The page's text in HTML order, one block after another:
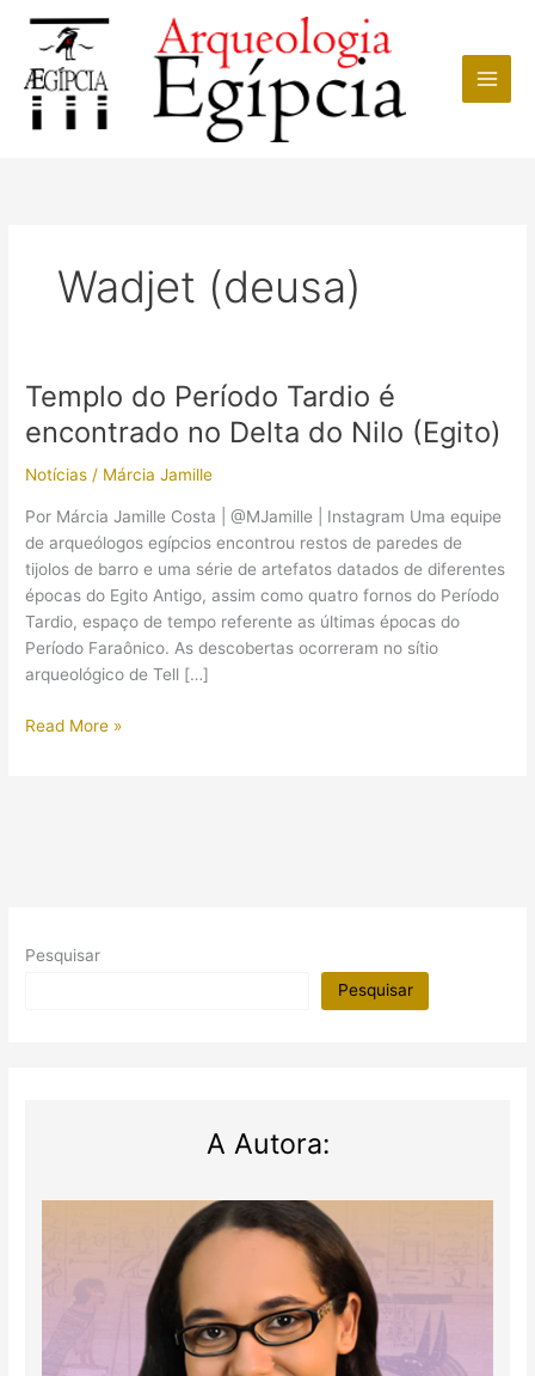
conteúdo
Wadjet (deusa)
Templo do Período Tardio é
encontrado no Delta do Nilo (Egito)
Notícias / Márcia Jamille
Por Márcia Jamille Costa | @MJamille | Instagram Uma equipe
de arqueólogos egípcios encontrou restos de paredes de
tijolos de barro e uma série de artefatos datados de diferentes
épocas do Egito Antigo, assim como quatro fornos do Período
Tardio, espaço de tempo referente as últimas épocas do
Período Faraônico. As descobertas ocorreram no sítio
arqueológico de Tell […]
Templo
Nilo
Read More »
Pesquisar
Pesquisar
A Autora: